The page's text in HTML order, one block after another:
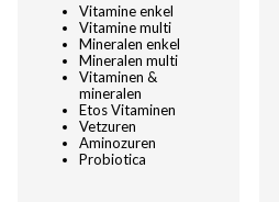
Vitamine enkel
Vitamine multi
Mineralen enkel
Mineralen multi
Vitaminen &
mineralen
Etos Vitaminen
Vetzuren
Aminozuren
Probiotica